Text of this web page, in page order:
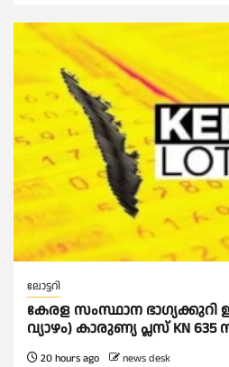
ലോട്ടറി
കേരള സംസ്ഥാന ഭാഗ്യക്കുറി
വ്യാഴം) കാരുണ്യ പ്ലസ് KN
20 hours ago news desk